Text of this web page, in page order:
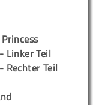
Linker Teil
Rechter Teil